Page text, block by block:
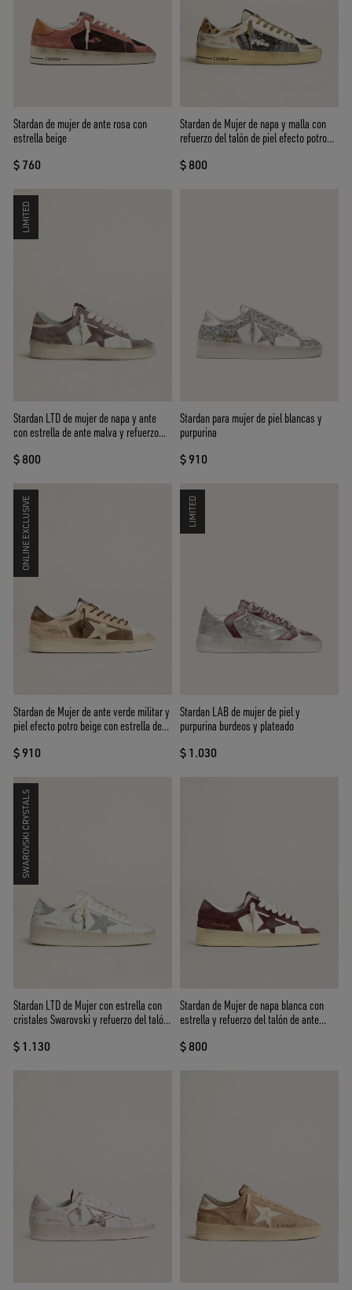
Stardan de mujer de ante rosa con
estrella beige
$ 760
Stardan de Mujer de napa y malla con
refuerzo del talón de piel efecto potro
$ 800
LIMITED
Stardan LTD de mujer de napa y ante
con estrella de ante malva y refuerzo
$ 800
Stardan para mujer de piel blancas y
purpurina
$ 910
ONLINE EXCLUSIVE
Stardan de Mujer de ante verde militar y
piel efecto potro beige con estrella de
$ 910
LIMITED
Stardan LAB de mujer de piel y
purpurina burdeos y plateado
$ 1.030
SWAROVSKI CRYSTALS
Stardan LTD de Mujer con estrella con
cristales Swarovski y refuerzo del talón
$ 1.130
Stardan de Mujer de napa blanca con
estrella y refuerzo del talón de ante
$ 800